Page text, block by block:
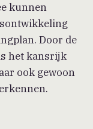
kunnen
Door de
het kansrijk
ook gewoon